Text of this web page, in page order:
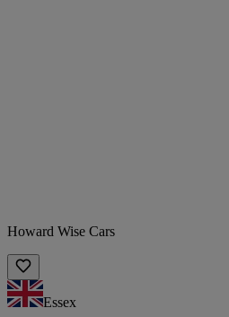
Howard Wise Cars
Essex